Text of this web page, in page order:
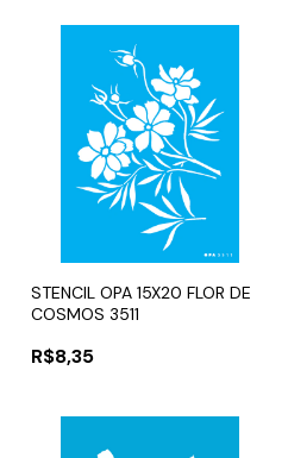
STENCIL OPA 15X20 FLOR DE
COSMOS 3511
R$8,35